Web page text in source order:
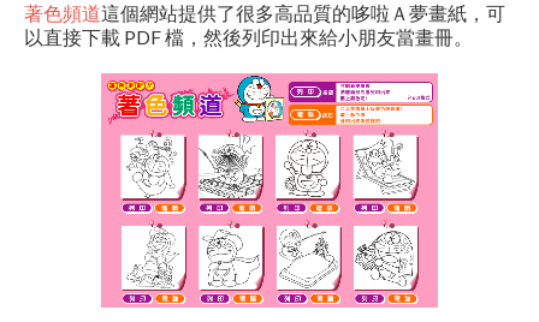
著色頻道這個網站提供了很多高品質的哆啦Ａ夢畫紙，可
以直接下載 PDF 檔，然後列印出來給小朋友當畫冊。